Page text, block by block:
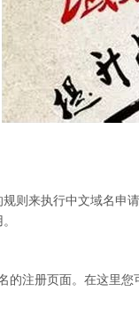
来执行中文域名申
注册页面。在这里您